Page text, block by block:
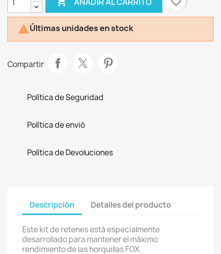
Últimas unidades en stock
Compartir
Política de Seguridad
Política de envió
Política de Devoluciones
Descripción Detalles del producto
Este kit de retenes está especialmente
desarrollado para mantener el máximo
rendimiento de las horquillas FOX.